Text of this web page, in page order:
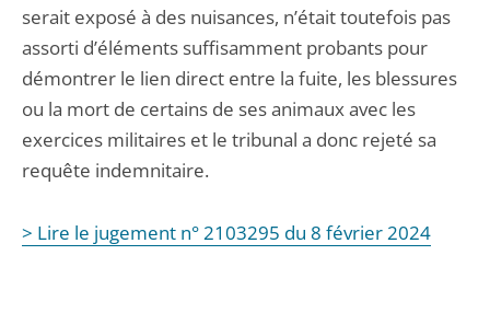
serait exposé à des nuisances, n’était toutefois pas
assorti d’éléments suffisamment probants pour
démontrer le lien direct entre la fuite, les blessures
ou la mort de certains de ses animaux avec les
exercices militaires et le tribunal a donc rejeté sa
requête indemnitaire.
> Lire le jugement n° 2103295 du 8 février 2024